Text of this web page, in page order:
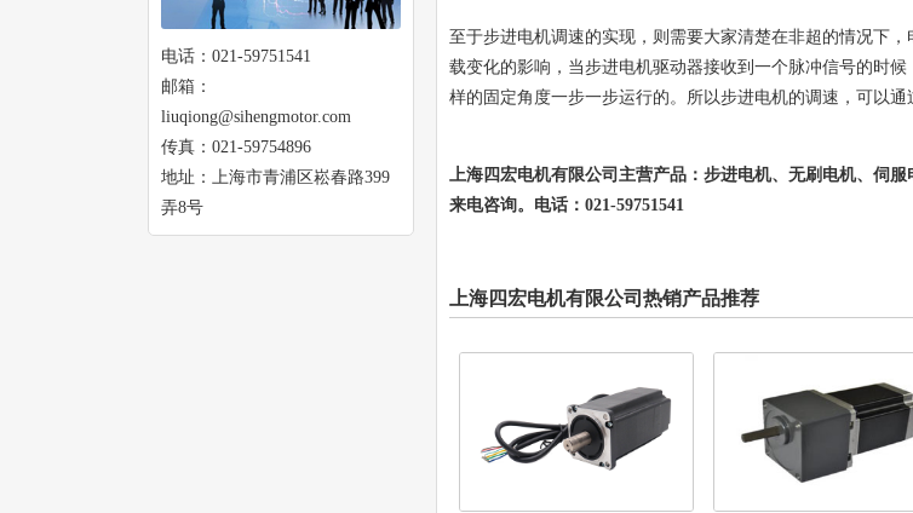
电话：021-59751541
邮箱：
liuqiong@sihengmotor.com
传真：021-59754896
地址：上海市青浦区崧春路399
弄8号
至于步进电机调速的实现，则需要大家清楚在非超的情况下
载变化的影响，当步进电机驱动器接收到一个脉冲信号的时
样的固定角度一步一步运行的。所以步进电机的调速，可以通
上海四宏电机有限公司 主营产品：步进电机、 无刷电机、伺服
来电咨询。电话：021-59751541
上海四宏电机有限公司热销产品推荐